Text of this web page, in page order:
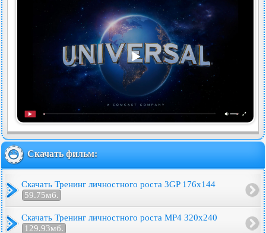
Скачать фильм:
Скачать Тренинг личностного роста 3GP 176x144
59.75мб.
Скачать Тренинг личностного роста MP4 320x240
129.93мб.